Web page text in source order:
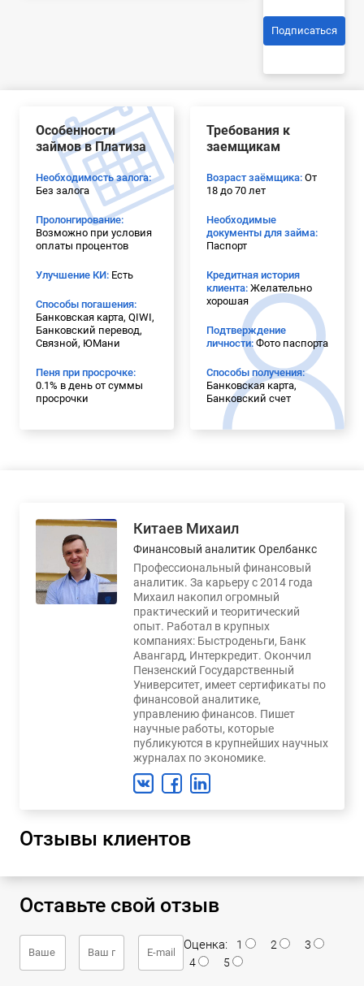
Подписаться
Особенности
займов в Платиза
Необходимость залога:
Без залога
Пролонгирование:
Возможно при условия
оплаты процентов
Улучшение КИ: Есть
Способы погашения:
Банковская карта, QIWI,
Банковский перевод,
Связной, ЮМани
Пеня при просрочке:
0.1% в день от суммы
просрочки
Требования к
заемщикам
Возраст заёмщика: От
18 до 70 лет
Необходимые
документы для займа:
Паспорт
Кредитная история
клиента: Желательно
хорошая
Подтверждение
личности: Фото паспорта
Способы получения:
Банковская карта,
Банковский счет
Китаев Михаил
Финансовый аналитик Орелбанкс
Профессиональный финансовый
аналитик. За карьеру с 2014 года
Михаил накопил огромный
практический и теоритический
опыт. Работал в крупных
компаниях: Быстроденьги, Банк
Авангард, Интеркредит. Окончил
Пензенский Государственный
Университет, имеет сертификаты по
финансовой аналитике,
управлению финансов. Пишет
научные работы, которые
публикуются в крупнейших научных
журналах по экономике.
Отзывы клиентов
Оставьте свой отзыв
Оценка: 1 2
3
4
5